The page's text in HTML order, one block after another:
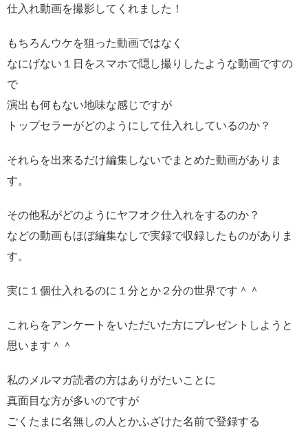
仕入れ動画を撮影してくれました！
もちろんウケを狙った動画ではなく
なにげない１日をスマホで隠し撮りしたような動画ですの
で
演出も何もない地味な感じですが
トップセラーがどのようにして仕入れしているのか？
それらを出来るだけ編集しないでまとめた動画がありま
す。
その他私がどのようにヤフオク仕入れをするのか？
などの動画もほぼ編集なしで実録で収録したものがありま
す。
実に１個仕入れるのに１分とか２分の世界です＾＾
これらをアンケートをいただいた方にプレゼントしようと
思います＾＾
私のメルマガ読者の方はありがたいことに
真面目な方が多いのですが
ごくたまに名無しの人とかふざけた名前で登録する